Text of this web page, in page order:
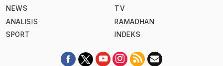
NEWS
ANALISIS
SPORT
TV
RAMADHAN
INDEKS